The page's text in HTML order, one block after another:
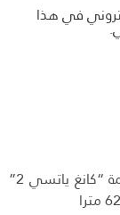
في هذا
متسلق مغربي عمره 15 يتمكن من بلوغ قمة “كانغ ياتسي 2”